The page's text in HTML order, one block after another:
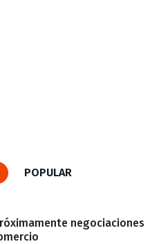
POPULAR
negociaciones